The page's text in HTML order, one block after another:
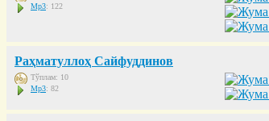
Mp3: 122
Раҳматуллоҳ Сайфуддинов
Тўплам: 10
Mp3: 82